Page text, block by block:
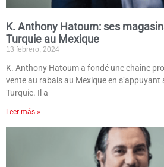
K. Anthony Hatoum: ses
Turquie au Mexique
13 febrero, 2024
K. Anthony Hatoum a fondé une chaîne
vente au rabais au Mexique en s’appuyant
Turquie. Il a
Leer más »